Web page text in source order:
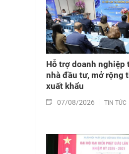
Hỗ trợ doanh nghiệp
nhà đầu tư, mở rộng
xuất khẩu
07/08/2026 TIN TỨC